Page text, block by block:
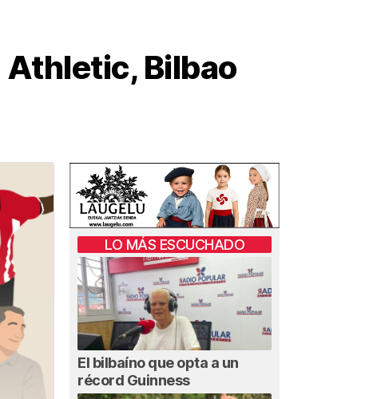
Bilbao
LO MÁS ESCUCHADO
El bilbaíno que opta a un
récord Guinness